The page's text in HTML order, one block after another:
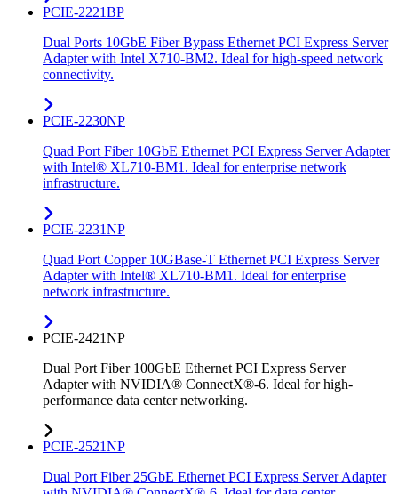
PCIE-2221BP
Dual Ports 10GbE Fiber Bypass Ethernet PCI Express Server
Adapter with Intel X710-BM2. Ideal for high-speed network
connectivity.
PCIE-2230NP
Quad Port Fiber 10GbE Ethernet PCI Express Server Adapter
with Intel® XL710-BM1. Ideal for enterprise network
infrastructure.
PCIE-2231NP
Quad Port Copper 10GBase-T Ethernet PCI Express Server
Adapter with Intel® XL710-BM1. Ideal for enterprise
network infrastructure.
PCIE-2421NP
Dual Port Fiber 100GbE Ethernet PCI Express Server
Adapter with NVIDIA® ConnectX®-6. Ideal for high-
performance data center networking.
PCIE-2521NP
Dual Port Fiber 25GbE Ethernet PCI Express Server Adapter